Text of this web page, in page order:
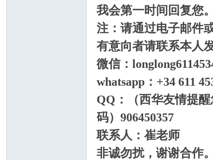
我会第一时间回复您
注：请通过电子邮件
有意向者请联系本人
微信：
whatsapp：+34 611
QQ：（西华友情提
码）906450357
联系人：崔老师
非诚勿扰，谢谢合作。